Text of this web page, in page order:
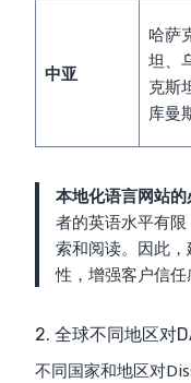
中亚
哈萨
坦、
克斯
库曼
本地化语言网站
者的英语水平有
索和阅读。因此
性，增强客户信任
2. 全球不同地区对
不同国家和地区对